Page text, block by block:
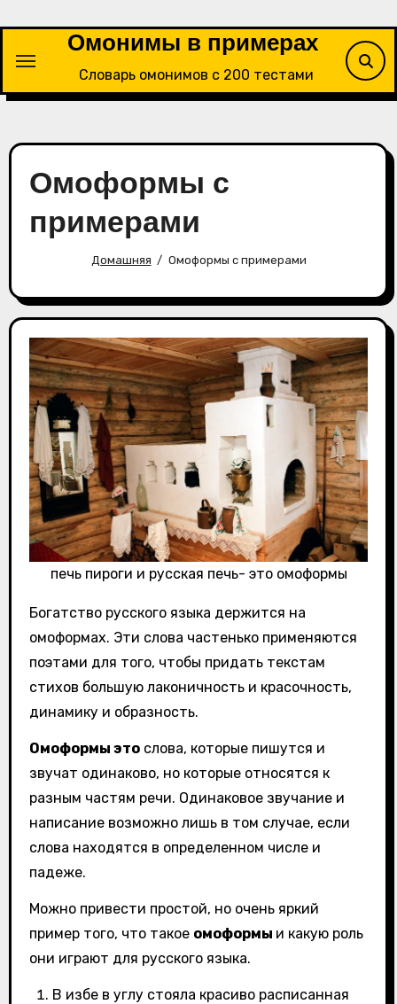
содержимому
Омонимы в примерах
Словарь омонимов с 200 тестами
Омоформы с
примерами
Домашняя Омоформы с примерами
печь пироги и русская печь- это омоформы
Богатство русского языка держится на
омоформах. Эти слова частенько применяются
поэтами для того, чтобы придать текстам
стихов большую лаконичность и красочность,
динамику и образность.
Омоформы этослова, которые пишутся и
звучат одинаково, но которые относятся к
разным частям речи. Одинаковое звучание и
написание возможно лишь в том случае, если
слова находятся в определенном числе и
падеже.
Можно привести простой, но очень яркий
пример того, что такое омоформы и какую роль
они играют для русского языка.
В избе в углу стояла красиво расписанная